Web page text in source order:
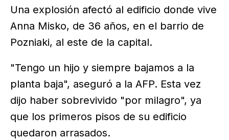
Una explosión afectó al edificio donde vive
Anna Misko, de 36 años, en el barrio de
Pozniaki, al este de la capital.
"Tengo un hijo y siempre bajamos a la
planta baja", aseguró a la AFP. Esta vez
dijo haber sobrevivido "por milagro", ya
que los primeros pisos de su edificio
quedaron arrasados.